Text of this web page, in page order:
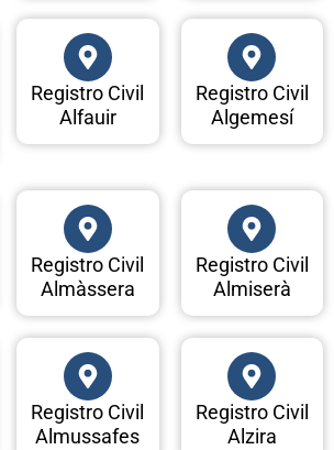
Registro Civil
Alfauir
Registro Civil
Algemesí
Registro Civil
Almàssera
Registro Civil
Almiserà
Registro Civil
Almussafes
Registro Civil
Alzira